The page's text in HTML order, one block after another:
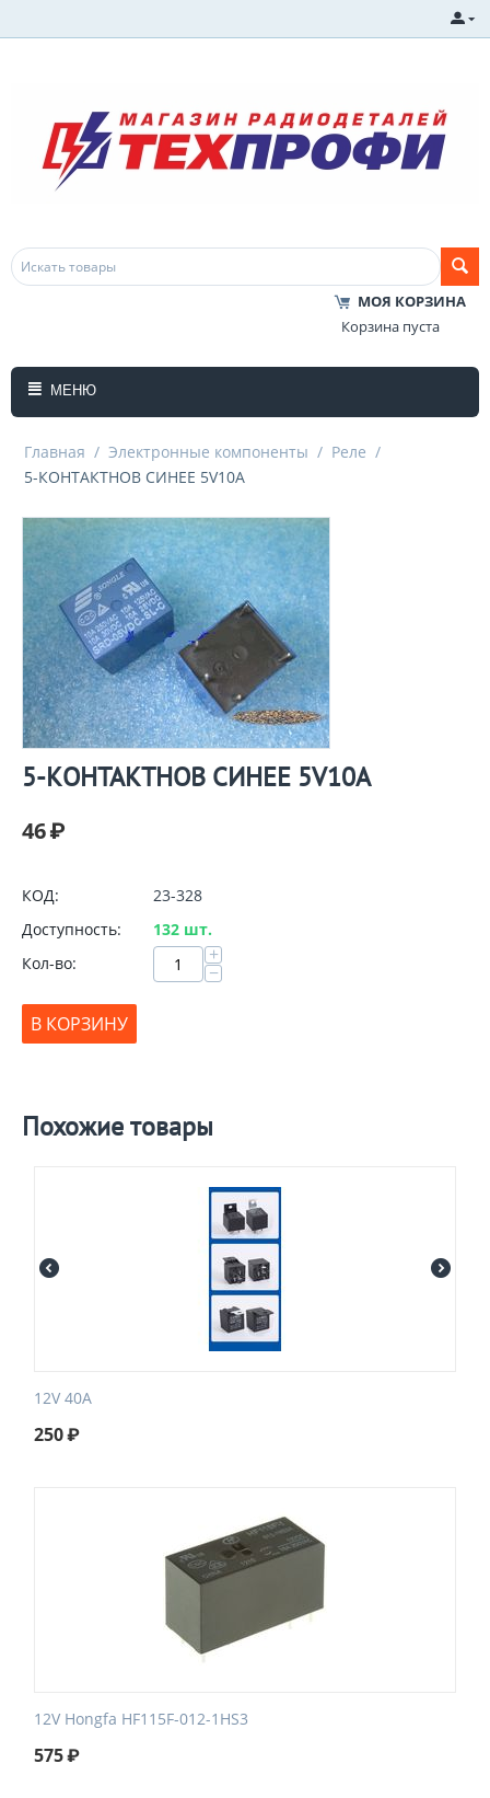
МОЯ КОРЗИНА
Корзина пуста
МЕНЮ
Главная / Электронные компоненты / Реле /
5-КОНТАКТНОВ СИНЕЕ 5V10А
5-КОНТАКТНОВ СИНЕЕ 5V10А
46₽
КОД:
23-328
Доступность:
132 шт.
Кол-во:
+
−
В КОРЗИНУ
Похожие товары
12V 40A
250₽
12V Hongfa HF115F-012-1HS3
575₽